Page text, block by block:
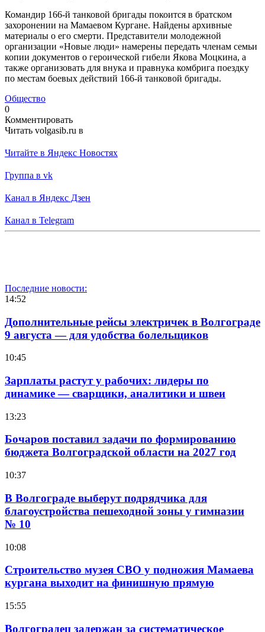
Командир 166-й танковой бригады покоится в братском
захоронении на Мамаевом Кургане. Найдены архивные
материалы о его смерти. Представители молодежной
организации «Новые люди» намерены передать членам семьи
копии документов о героической гибели Якова Моцкина, а
также организовать для внука и правнука комбрига поездку
по местам боевых действий 166-й танковой бригады.
Общество
0
Комментировать
Читать volgasib.ru в
Читайте в Яндекс Новостях
Группа в vk
Канал в Яндекс Дзен
Канал в Telegram
Последние новости:
14:52
Дополнительные рейсы электричек в Волгограде
9 августа — для удобства болельщиков
10:45
Зарплаты растут у рабочих: лидеры по
динамике — сварщики, аналитики и швеи
13:23
Бочаров поставил задачи по формированию
бюджета Волгоградской области на 2027 год
10:37
В Волгограде выберут подрядчика для
благоустройства пешеходной зоны у гимназии
№ 10
10:08
Строительство музея СВО у подножия Мамаева
кургана выходит на финишную прямую
15:55
Волгоградец задержан за систематическое